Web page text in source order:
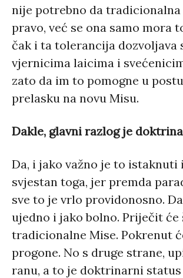
nije potrebno da tradicionalna
pravo, već se ona samo mora
čak i ta tolerancija dozvoljava
vjernicima laicima i
zato da im to pomogne u
prelasku na novu Misu.
Dakle, glavni razlog je
Da, i jako važno je to istaknuti
svjestan toga, jer premda
sve to je vrlo providonosno.
ujedno i jako bolno. Priječit će
tradicionalne Mise. Pokrenut
progone. No s druge strane,
ranu, a to je doktrinarni